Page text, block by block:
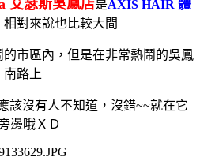
艾瑟斯吳鳳店是AXIS HAIR 體
相對來說也比較大間
市區內，但是在非常熱鬧的吳鳳
南路上
該沒有人不知道，沒錯~~就在它
邊哦ＸＤ